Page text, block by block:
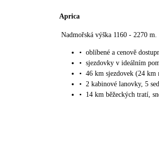
Aprica
Nadmořská výška 1160 - 2270 m.
• oblíbené a cenově
• sjezdovky v ideálním
• 46 km sjezdovek (24 km
• 2 kabinové lanovky, 5
•
14 km běžeckých tratí,